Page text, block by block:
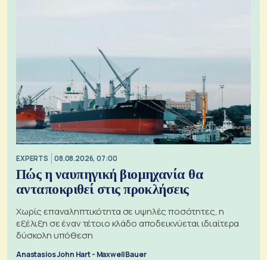
EXPERTS 08.08.2026, 07:00
Πώς η ναυπηγική βιομηχανία θα
ανταποκριθεί στις προκλήσεις
Χωρίς επαναληπτικότητα σε υψηλές ποσότητες, η
εξέλιξη σε έναν τέτοιο κλάδο αποδεικνύεται ιδιαίτερα
δύσκολη υπόθεση
Anastasios John Hart - Maxwell Bauer